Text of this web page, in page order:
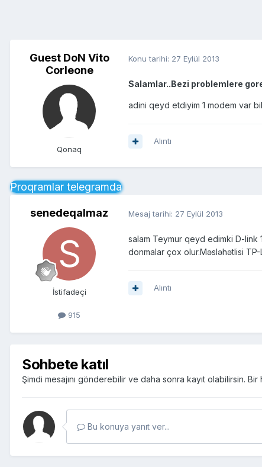
Guest DoN Vito
Corleone
Qonaq
Konu tarihi: 27 Eylül 2013
Salamlar..Bezi problemlere
adini qeyd etdiyim 1 modem var
Alıntı
Proqramlar telegramda
senedeqalmaz
İstifadəçi
915
Mesaj tarihi: 27 Eylül 2013
salam Teymur qeyd edimki D-link
donmalar çox olur.Məsləhətlisi
Alıntı
Sohbete katıl
Şimdi mesajını gönderebilir ve daha sonra kayıt olabilirsin.
Bu konuya yanıt ver...